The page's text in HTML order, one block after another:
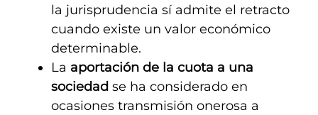
la jurisprudencia sí admite el retracto
cuando existe un valor económico
determinable.
La aportación de la cuota a una
sociedad se ha considerado en
ocasiones transmisión onerosa a